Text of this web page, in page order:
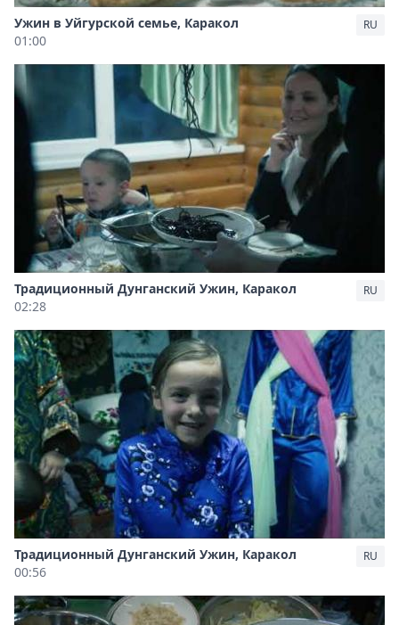
Ужин в Уйгурской семье, Каракол
01:00
RU
Традиционный Дунганский Ужин, Каракол
02:28
RU
Традиционный Дунганский Ужин, Каракол
00:56
RU